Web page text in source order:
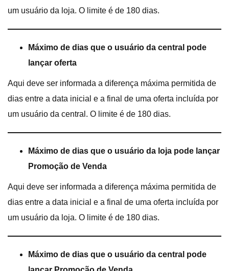
um usuário da loja. O limite é de 180 dias.
Máximo de dias que o usuário da central pode
lançar oferta
Aqui deve ser informada a diferença máxima permitida de
dias entre a data inicial e a final de uma oferta incluída por
um usuário da central. O limite é de 180 dias.
Máximo de dias que o usuário da loja pode lançar
Promoção de Venda
Aqui deve ser informada a diferença máxima permitida de
dias entre a data inicial e a final de uma oferta incluída por
um usuário da loja. O limite é de 180 dias.
Máximo de dias que o usuário da central pode